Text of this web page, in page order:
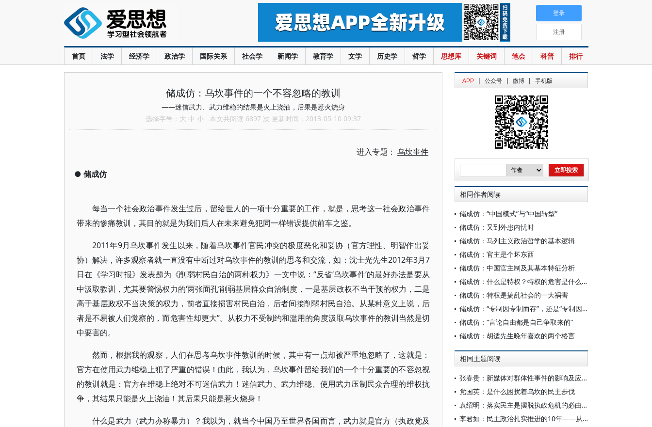
首页 法学 经济学 政治学 国际关系 社会学 新闻学 教育学 文学 历史学 哲学 思想库 关键词 笔会 科普 排行
登录
注册
储成仿：乌坎事件的一个不容忽略的教训
——迷信武力、武力维稳的结果是火上浇油，后果是惹火烧身
选择字号： 大 中 小 本文共阅读 6897 次 更新时间：2013-05-10 09:37
进入专题： 乌坎事件
● 储成仿
每当一个社会政治事件发生过后，留给世人的一项十分重要的工作，就是，思考这一社会政治事件
带来的惨痛教训，其目的就是为我们后人在未来避免犯同一样错误提供前车之鉴。
2011年9月乌坎事件发生以来，随着乌坎事件官民冲突的极度恶化和妥协（官方理性、明智作出妥
协）解决，许多观察者就一直没有中断过对乌坎事件的教训的思考和交流，如：沈士光先生2012年3月7
日在《学习时报》发表题为《削弱村民自治的两种权力》一文中说：“反省‘乌坎事件’的最好办法是要从
中汲取教训，尤其要警惕权力的‘两张面孔’削弱基层群众自治制度，一是基层政权不当干预的权力，二是
高于基层政权不当决策的权力，前者直接损害村民自治，后者间接削弱村民自治。从某种意义上说，后
者是不易被人们觉察的，而危害性却更大”。从权力不受制约和滥用的角度汲取乌坎事件的教训当然是切
中要害的。
然而，根据我的观察，人们在思考乌坎事件教训的时候，其中有一点却被严重地忽略了，这就是：
官方在使用武力维稳上犯了严重的错误！由此，我认为，乌坎事件留给我们的一个十分重要的不容忽视
的教训就是：官方在维稳上绝对不可迷信武力！迷信武力、武力维稳、使用武力压制民众合理的维权抗
争，其结果只能是火上浇油！其后果只能是惹火烧身！
什么是武力（武力亦称暴力）？我以为，就当今中国乃至世界各国而言，武力就是官方（执政党及
APP | 公众号 | 微博 | 手机版
相同作者阅读
储成仿：“中国模式”与“中国转型”
储成仿：又到外患内忧时
储成仿：马列主义政治哲学的基本逻辑
储成仿：官主是个坏东西
储成仿：中国官主制及其基本特征分析
储成仿：什么是特权？特权的危害是什么？
储成仿：特权是搞乱社会的一大祸害
储成仿：“专制因专制而存”，还是“专制因专制而亡”？
储成仿：“言论自由都是自己争取来的”
储成仿：胡适先生晚年喜欢的两个格言
相同主题阅读
张春贵：新媒体对群体性事件的影响及应对
党国英：是什么困扰着乌坎的民主步伐
袁绍明：落实民主是摆脱执政危机的必由之路——对“乌坎事件”的反思
李君如：民主政治扎实推进的10年——从乌坎事件看基层民主的迈进